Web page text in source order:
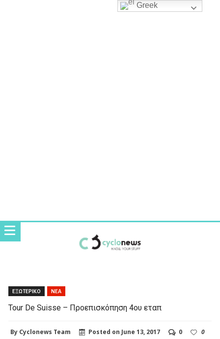
ΕΞΩΤΕΡΙΚΟ ΝΕΑ
Tour De Suisse – Προεπισκόπηση 4ου εταπ
By Cyclonews Team Posted on June 13, 2017 0
0
Greek